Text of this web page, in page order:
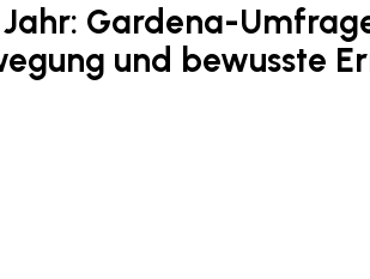
Gardena-
und bewusste